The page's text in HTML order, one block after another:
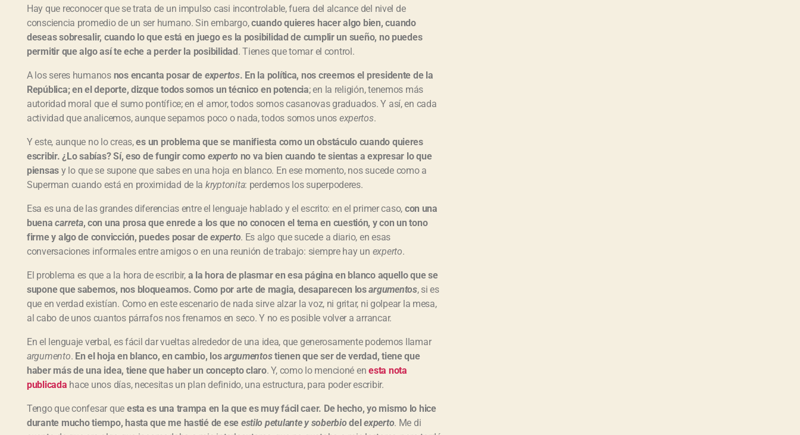
Hay que reconocer que se trata de un impulso casi incontrolable, fuera del alcance del nivel de
consciencia promedio de un ser humano. Sin embargo,cuando quieres hacer algo bien, cuando
deseas sobresalir, cuando lo que está en juego es la posibilidad de cumplir un sueño, no puedes
permitir que algo así te eche a perder la posibilidad . Tienes que tomar el control.
A los seres humanos nos encanta posar de expertos. En la política, nos creemos el presidente de la
República; en el deporte, dizque todos somos un técnico en potencia; en la religión, tenemos más
autoridad moral que el sumo pontífice; en el amor, todos somos casanovas graduados. Y así, en cada
actividad que analicemos, aunque sepamos poco o nada, todos somos unos expertos.
Y este, aunque no lo creas,es un problema que se manifiesta como un obstáculo cuando quieres
escribir. ¿Lo sabías? Sí, eso de fungir como experto no va bien cuando te sientas a expresar lo que
piensas y lo que se supone que sabes en una hoja en blanco. En ese momento, nos sucede como a
Superman cuando está en proximidad de la kryptonita: perdemos los superpoderes.
Esa es una de las grandes diferencias entre el lenguaje hablado y el escrito: en el primer caso, con una
buenacarreta, con una prosa que enrede a los que no conocen el tema en cuestión, y con un tono
firme y algo de convicción, puedes posar deexperto. Es algo que sucede a diario, en esas
conversaciones informales entre amigos o en una reunión de trabajo: siempre hay un experto.
El problema es que a la hora de escribir, a la hora de plasmar en esa página en blanco aquello que se
supone que sabemos, nos bloqueamos. Como por arte de magia, desaparecen losargumentos, si es
que en verdad existían. Como en este escenario de nada sirve alzar la voz, ni gritar, ni golpear la mesa,
al cabo de unos cuantos párrafos nos frenamos en seco. Y no es posible volver a arrancar.
En el lenguaje verbal, es fácil dar vueltas alrededor de una idea, que generosamente podemos llamar
argumento. En el hoja en blanco, en cambio, losargumentostienen que ser de verdad, tiene que
haber más de una idea, tiene que haber un concepto claro. Y, como lo mencioné enesta nota
publicada hace unos días, necesitas un plan definido, una estructura, para poder escribir.
Tengo que confesar que esta es una trampa en la que es muy fácil caer. De hecho, yo mismo lo hice
durante mucho tiempo, hasta que me hastié de ese estilo petulante y soberbio delexperto. Me di